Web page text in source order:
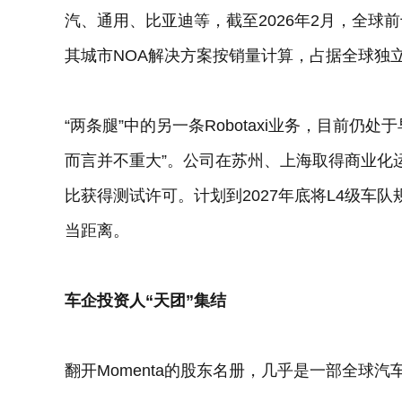
汽、通用、比亚迪等，截至2026年2月，全球
其城市NOA解决方案按销量计算，占据全球独
“两条腿”中的另一条Robotaxi业务，目前仍处
而言并不重大”。公司在苏州、上海取得商业
比获得测试许可。计划到2027年底将L4级车
当距离。
车企投资人“天团”集结
翻开Momenta的股东名册，几乎是一部全球汽